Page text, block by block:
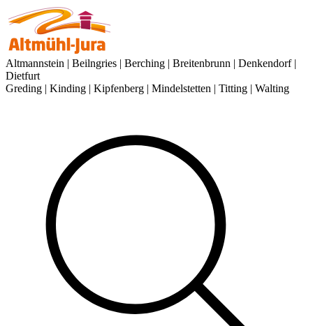
Altmannstein | Beilngries | Berching | Breitenbrunn | Denkendorf |
Dietfurt
Greding | Kinding | Kipfenberg | Mindelstetten | Titting | Walting